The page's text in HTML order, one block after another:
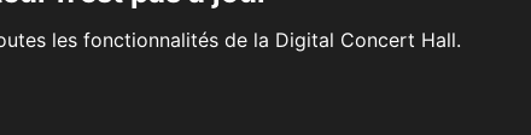
les fonctionnalités de la Digital Concert Hall.